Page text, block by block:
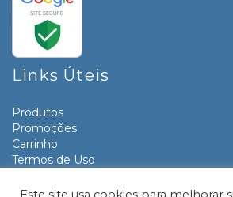
Links Úteis
Produtos
Promoções
Carrinho
Termos de Uso
Contato